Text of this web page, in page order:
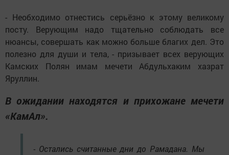
- Необходимо отнестись серьёзно к этому великому
посту. Верующим надо тщательно соблюдать все
нюансы, совершать как можно больше благих дел. Это
полезно для души и тела, - призывает всех верующих
Камских Полян имам мечети Абдульхаким хазрат
Яруллин.
В ожидании находятся и прихожане мечети
«КамАл».
- Остались считанные дни до Рамадана. Мы